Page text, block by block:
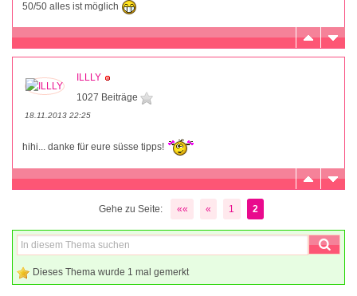
50/50 alles ist möglich
ILLLY
1027 Beiträge
18.11.2013 22:25
hihi... danke für eure süsse tipps!
Gehe zu Seite: «« « 1 2
Dieses Thema wurde 1 mal gemerkt